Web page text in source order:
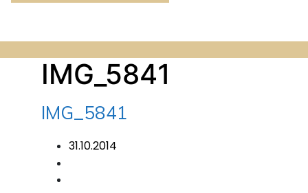
IMG_5841
IMG_5841
31.10.2014